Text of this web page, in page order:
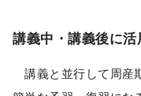
講義中・講義後に活
講義と並行して周産